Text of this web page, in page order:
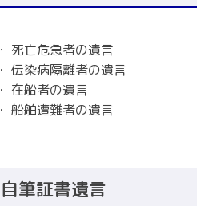
・ 死亡危急者の遺言
・ 伝染病隔離者の遺言
・ 在船者の遺言
・ 船舶遭難者の遺言
自筆証書遺言